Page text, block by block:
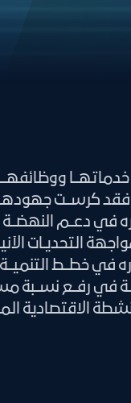
كرســت جهودهــا
في دعــم النهضــة
التحديـات
في خطــط
في رفــع نســبة
الاقتصادية